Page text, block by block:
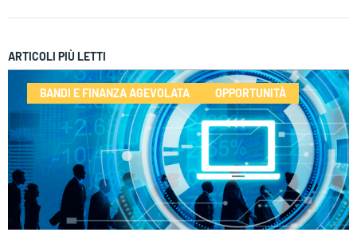
ARTICOLI PIÙ LETTI
BANDI E FINANZA AGEVOLATA OPPORTUNITÀ